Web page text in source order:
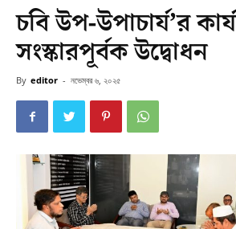
চবি উপ-উপাচার্য’র
সংস্কারপূর্বক উদ্বোধন
By editor - নভেম্বর ৬, ২০২৫